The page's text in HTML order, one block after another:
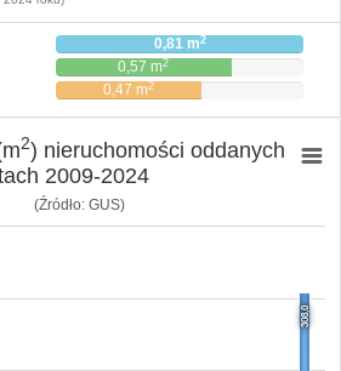
0,81 m2
0,57 m2
0,47 m2
(Źródło: GUS)
308,0
2) nieruchomości oddanych
2009-2024